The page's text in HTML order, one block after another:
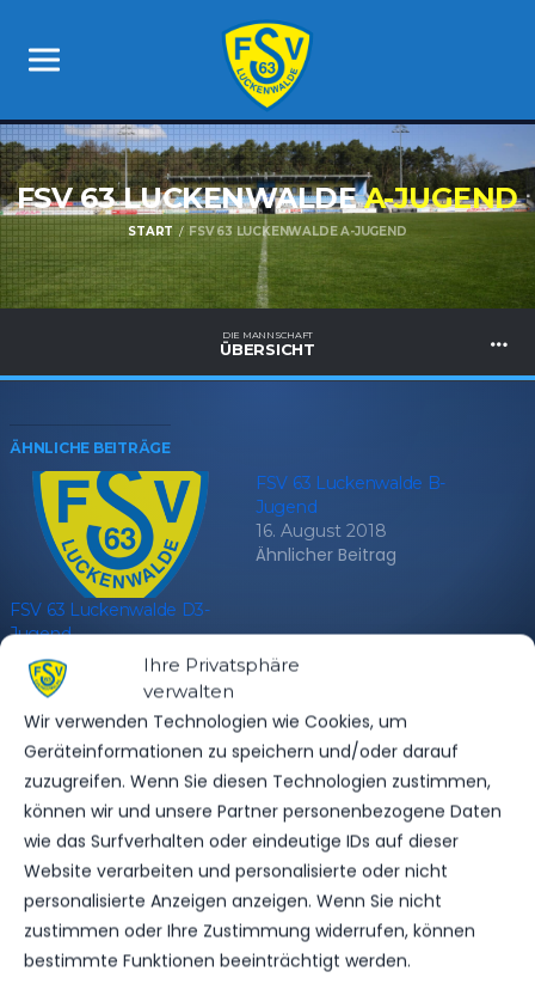
Ihre Privatsphäre
verwalten
Wir verwenden Technologien wie Cookies, um
Geräteinformationen zu speichern und/oder darauf
zuzugreifen. Wenn Sie diesen Technologien zustimmen,
können wir und unsere Partner personenbezogene Daten
wie das Surfverhalten oder eindeutige IDs auf dieser
Website verarbeiten und personalisierte oder nicht
personalisierte Anzeigen anzeigen. Wenn Sie nicht
zustimmen oder Ihre Zustimmung widerrufen, können
bestimmte Funktionen beeinträchtigt werden.
FSV 63 LUCKENWALDEA-JUGEND
START FSV 63 LUCKENWALDE A-JUGEND
DIE MANNSCHAFT
ÜBERSICHT
ÄHNLICHE BEITRÄGE
FSV 63 Luckenwalde D3-
Jugend
31. August 2023
Ähnlicher Beitrag
FSV 63 Luckenwalde B-
Jugend
16. August 2018
Ähnlicher Beitrag
FSV 63 Luckenwalde E1-
Jugend
26. August 2018
Ähnlicher Beitrag